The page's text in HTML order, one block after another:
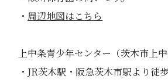
・ 周辺地図はこちら
上中条青少年センター（茨木市上中
・JR茨木駅・阪急茨木市駅より徒